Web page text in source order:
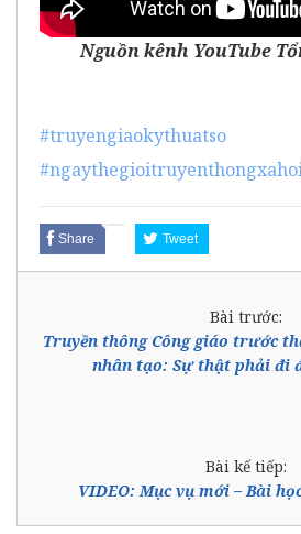
Nguồnkênh YouTube
#truyengiaokythuatso
Share Tweet
Bài trước:
Truyền thông Công giáo trước
nhân tạo: Sự thật phải đi
Bài kế tiếp:
VIDEO: Mục vụ mới – Bài